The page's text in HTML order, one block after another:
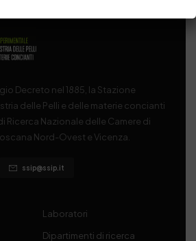
Decreto nel 1885, la Stazione
delle Pelli e delle materie concianti
Ricerca Nazionale delle Camere di
Nord-Ovest e Vicenza.
ssip@ssip.it
Laboratori
Dipartimenti di ricerca